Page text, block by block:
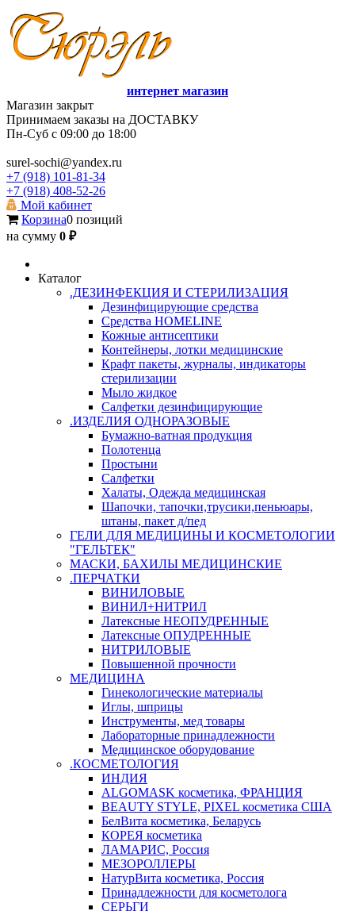
интернет магазин
Магазин закрыт
Принимаем заказы на ДОСТАВКУ
Пн-Суб с 09:00 до 18:00
surel-sochi@yandex.ru
+7 (918) 101-81-34
+7 (918) 408-52-26
Мой кабинет
Корзина0 позиций
на сумму 0 ₽
Каталог
.ДЕЗИНФЕКЦИЯ И СТЕРИЛИЗАЦИЯ
Дезинфицирующие средства
Средства HOMELINE
Кожные антисептики
Контейнеры, лотки медицинские
Крафт пакеты, журналы, индикаторы
стерилизации
Мыло жидкое
Салфетки дезинфицирующие
.ИЗДЕЛИЯ ОДНОРАЗОВЫЕ
Бумажно-ватная продукция
Полотенца
Простыни
Салфетки
Халаты, Одежда медицинская
Шапочки, тапочки,трусики,пеньюары,
штаны, пакет д/пед
ГЕЛИ ДЛЯ МЕДИЦИНЫ И КОСМЕТОЛОГИИ
"ГЕЛЬТЕК"
МАСКИ, БАХИЛЫ МЕДИЦИНСКИЕ
.ПЕРЧАТКИ
ВИНИЛОВЫЕ
ВИНИЛ+НИТРИЛ
Латексные НЕОПУДРЕННЫЕ
Латексные ОПУДРЕННЫЕ
НИТРИЛОВЫЕ
Повышенной прочности
МЕДИЦИНА
Гинекологические материалы
Иглы, шприцы
Инструменты, мед товары
Лабораторные принадлежности
Медицинское оборудование
.КОСМЕТОЛОГИЯ
ИНДИЯ
ALGOMASK косметика, ФРАНЦИЯ
BEAUTY STYLE, PIXEL косметика США
БелВита косметика, Беларусь
КОРЕЯ косметика
ЛАМАРИС, Россия
МЕЗОРОЛЛЕРЫ
НатурВита косметика, Россия
Принадлежности для косметолога
СЕРЬГИ